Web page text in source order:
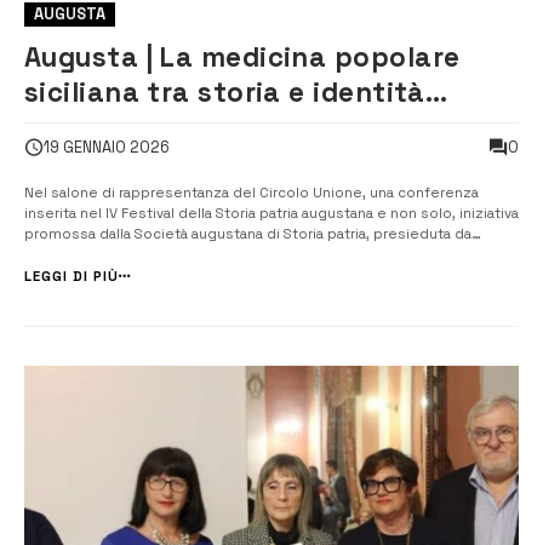
AUGUSTA
Augusta | La medicina popolare
siciliana tra storia e identità
19 GENNAIO 2026 0
Nel salone di rappresentanza del Circolo Unione, una conferenza
inserita nel IV Festival della Storia patria augustana e non solo, iniziativa
promossa dalla Società augustana di Storia patria, presieduta da
Alfredo Beneventano. Al centro dell’incontro il tema “La medicina
LEGGI DI PIÙ